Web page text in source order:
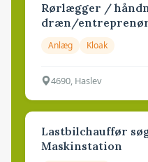
Rørlægger /
dræn/
Anlæg Kloak
4690, Haslev
Lastbilchauffør
Maskinstation